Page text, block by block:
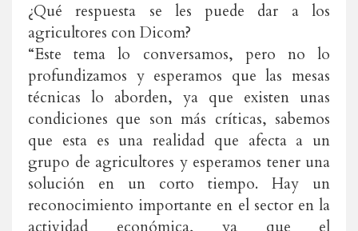
¿Qué respuesta se les puede dar a los
agricultores con Dicom?
“Este tema lo conversamos, pero no lo
profundizamos y esperamos que las mesas
técnicas lo aborden, ya que existen unas
condiciones que son más críticas, sabemos
que esta es una realidad que afecta a un
grupo de agricultores y esperamos tener una
solución en un corto tiempo. Hay un
reconocimiento importante en el sector en la